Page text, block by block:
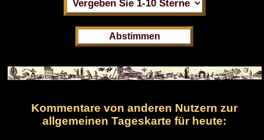
Kommentare von anderen Nutzern zur
allgemeinen Tageskarte für heute: